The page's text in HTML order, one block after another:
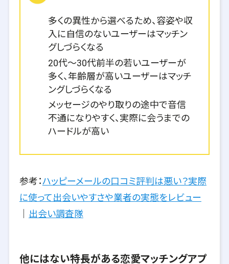
多くの異性から選べるため、容姿や収
入に自信のないユーザーはマッチン
グしづらくなる
20代～30代前半の若いユーザーが
多く、年齢層が高いユーザーはマッチ
ングしづらくなる
メッセージのやり取りの途中で音信
不通になりやすく、実際に会うまでの
ハードルが高い
参考：ハッピーメールの口コミ評判は悪い？実際
に使って出会いやすさや業者の実態をレビュー
出会い調査隊
他にはない特長がある恋愛マッチングアプ